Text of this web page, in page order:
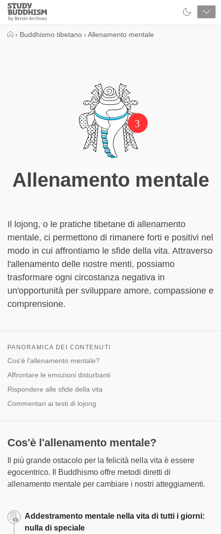
Close
Study
Buddhism
› Buddhismo tibetano › Allenamento mentale
3
Allenamento mentale
Il lojong, o le pratiche tibetane di allenamento
mentale, ci permettono di rimanere forti e positivi nel
modo in cui affrontiamo le sfide della vita. Attraverso
l'allenamento delle nostre menti, possiamo
trasformare ogni circostanza negativa in
un'opportunità per sviluppare amore, compassione e
comprensione.
PANORAMICA DEI CONTENUTI
Cos'è l'allenamento mentale?
Affrontare le emozioni disturbanti
Rispondere alle sfide della vita
Commentari ai testi di lojong
Cos'è l'allenamento mentale?
Il più grande ostacolo per la felicità nella vita è essere
egocentrico. Il Buddhismo offre metodi diretti di
allenamento mentale per cambiare i nostri atteggiamenti.
Addestramento mentale nella vita di tutti i giorni:
nulla di speciale